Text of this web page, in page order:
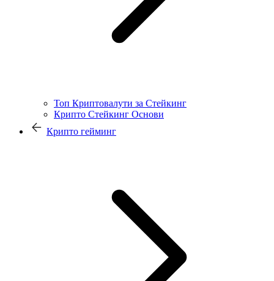
Топ Криптовалути за Стейкинг
Крипто Стейкинг Основи
Крипто гейминг